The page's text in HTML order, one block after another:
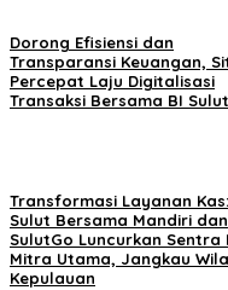
Dorong Efisiensi dan
Transparansi Keuangan,
Percepat Laju Digitalisasi
Transaksi Bersama BI Sulut
Transformasi Layanan
Sulut Bersama Mandiri dan
SulutGo Luncurkan Sentra
Mitra Utama, Jangkau
Kepulauan